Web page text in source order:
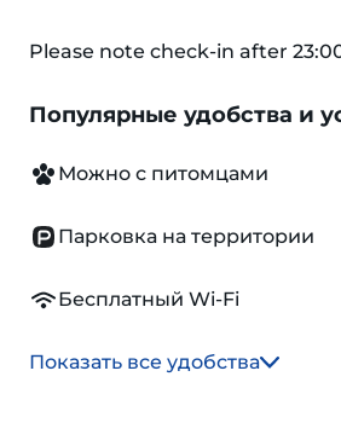
Please note check-in after
Популярные удобства и
Можно с питомцами
Парковка на территории
Бесплатный Wi-Fi
Показать все удобства